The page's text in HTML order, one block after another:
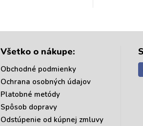
v
á
d
a
c
i
e
p
r
v
Všetko o nákupe:
Obchodné podmienky
Ochrana osobných údajov
Platobné metódy
Spôsob dopravy
Odstúpenie od kúpnej zmluvy